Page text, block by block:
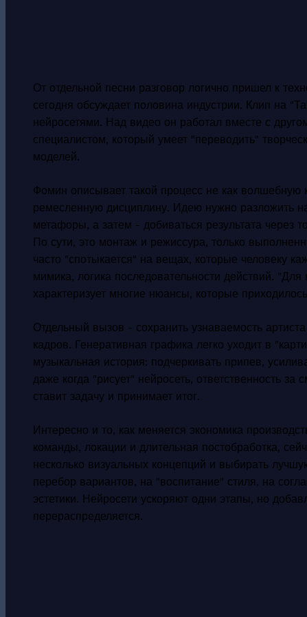
От отдельной песни разговор логично пришел к
сегодня обсуждает половина индустрии. Клип на
нейросетями. Над видео он работал вместе с
специалистом, который умеет "переводить"
моделей.
Фомин описывает такой процесс не как волшебную
ремесленную дисциплину. Идею нужно разложить
метафоры, а затем - добиваться результата через
По сути, это монтаж и режиссура, только
часто "спотыкается" на вещах, которые человеку
мимика, логика последовательности действий.
характеризует многие нюансы, которые
Отдельный вызов - сохранить узнаваемость
кадров. Генеративная графика легко уходит в
музыкальная история: подчеркивать припев,
даже когда "рисует" нейросеть, ответственность
ставит задачу и принимает итог.
Интересно и то, как меняется экономика
команды, локации и длительная постобработка,
несколько визуальных концепций и выбирать
перебор вариантов, на "воспитание" стиля, на
эстетики. Нейросети ускоряют одни этапы, но
перераспределяется.